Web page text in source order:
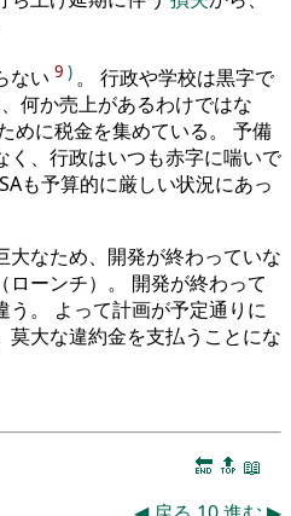
ない 9 ) 。 行政や学校は黒字で
何か売上があるわけではな
めに税金を集めている。 予備
く、行政はいつも赤字に喘いで
も予算的に厳しい状況にあっ
大なため、開発が終わっていな
ーンチ）。 開発が終わって
。 よって計画が予定通りに
莫大な違約金を支払うことにな
🔚 🔝 📖